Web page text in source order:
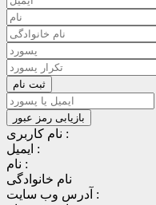
نام کاربری :
ایمیل :
نام :
نام خانوادگی
آدرس وب سایت :